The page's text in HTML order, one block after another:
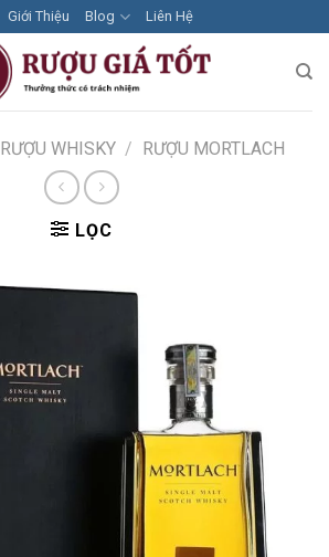
Giới Thiệu Blog Liên Hệ
RƯỢU WHISKY / RƯỢU MORTLACH
LỌC